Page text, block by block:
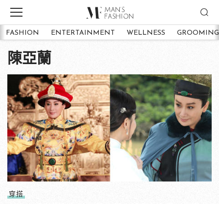
FASHION ENTERTAINMENT WELLNESS GROOMING
陳亞蘭
穿搭